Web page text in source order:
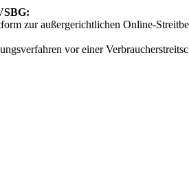
zur außergerichtlichen Online-
vor einer